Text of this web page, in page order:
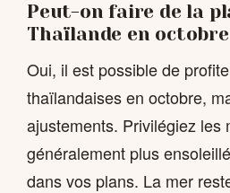
Peut-on faire de la
Thaïlande en
Oui, il est possible de
thaïlandaises en octobre,
ajustements. Privilégiez les
généralement plus
dans vos plans. La mer